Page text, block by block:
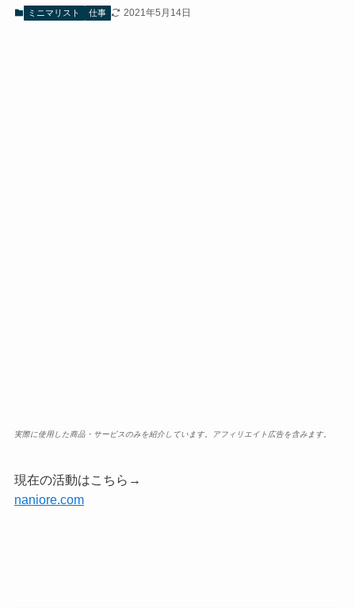
ミニマリスト 仕事 2021年5月14日
実際に使用した商品・サービスのみを紹介しています。アフィリエイト広告を含みます。
現在の活動はこちら→
naniore.com